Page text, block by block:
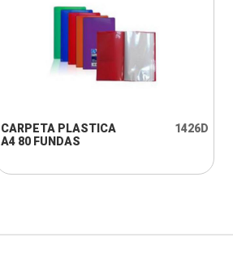
+ INFO
CARPETA PLASTICA
A4 80 FUNDAS
1426D